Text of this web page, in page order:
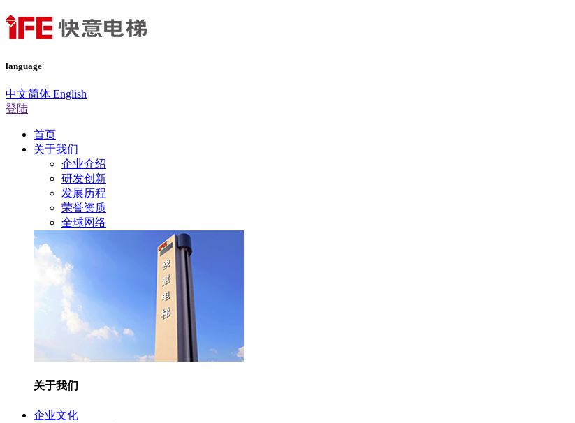
language
中文简体 English
登陆
首页
关于我们
企业介绍
研发创新
发展历程
荣誉资质
全球网络
关于我们
企业文化